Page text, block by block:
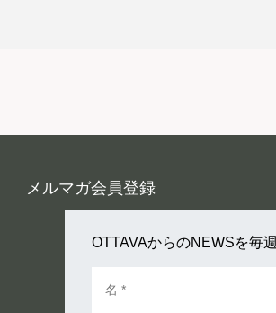
メルマガ会員登録
OTTAVAからのNEWSを毎